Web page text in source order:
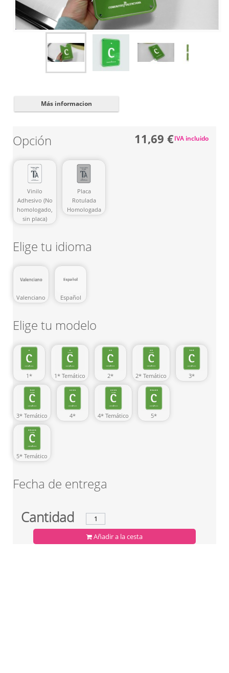
Cerrar✖
Más informacion
Opción
Vinilo
Adhesivo (No
homologado,
sin placa)
Placa
Rotulada
Homologada
Elige tu idioma
Valenciano Español
Elige tu modelo
1* 1* Temático 2* 2* Temático 3*
3* Temático 4* 4* Temático 5*
5* Temático
Fecha de entrega
Cantidad
11,69 €IVA incluido
Añadir a la cesta